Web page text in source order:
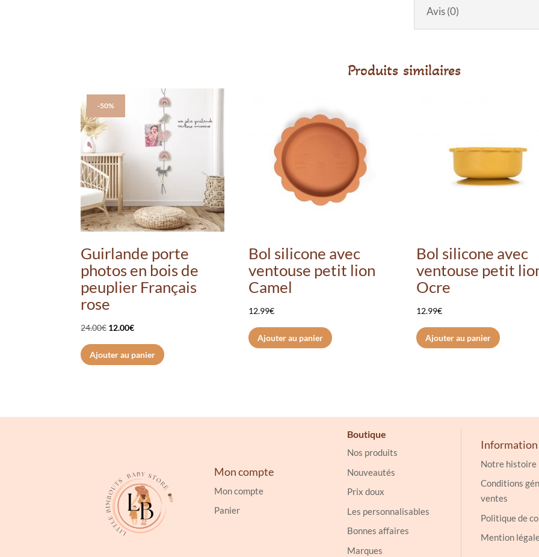
Avis (0)
Produits similaires
-50%
Guirlande porte
photos en bois de
peuplier Français
rose
24.00€ Le
prix
initial
12.00€Le
prix
actuel
Ajouter au panier
Bol silicone avec
ventouse petit lion
Camel
12.99€
Ajouter au panier
Bol silicone avec
ventouse petit
Ocre
12.99€
Ajouter au panier
Mon compte
Mon compte
Panier
Boutique
Nos produits
Nouveautés
Prix doux
Les personnalisables
Bonnes affaires
Marques
Information
Notre histoire
Conditions
ventes
Politique de
Mention